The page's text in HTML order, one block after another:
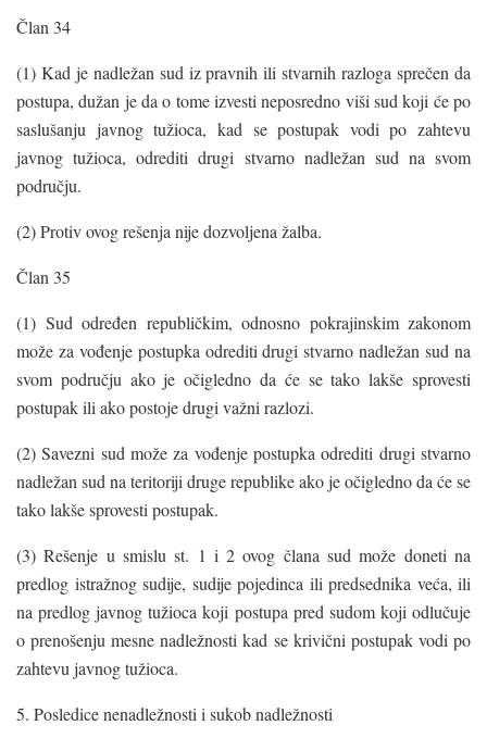
Član 34
(1) Kad je nadležan sud iz pravnih ili stvarnih razloga sprečen da
postupa, dužan je da o tome izvesti neposredno viši sud koji će po
saslušanju javnog tužioca, kad se postupak vodi po zahtevu
javnog tužioca, odrediti drugi stvarno nadležan sud na svom
području.
(2) Protiv ovog rešenja nije dozvoljena žalba.
Član 35
(1) Sud određen republičkim, odnosno pokrajinskim zakonom
može za vođenje postupka odrediti drugi stvarno nadležan sud na
svom području ako je očigledno da će se tako lakše sprovesti
postupak ili ako postoje drugi važni razlozi.
(2) Savezni sud može za vođenje postupka odrediti drugi stvarno
nadležan sud na teritoriji druge republike ako je očigledno da će se
tako lakše sprovesti postupak.
(3) Rešenje u smislu st. 1 i 2 ovog člana sud može doneti na
predlog istražnog sudije, sudije pojedinca ili predsednika veća, ili
na predlog javnog tužioca koji postupa pred sudom koji odlučuje
o prenošenju mesne nadležnosti kad se krivični postupak vodi po
zahtevu javnog tužioca.
5. Posledice nenadležnosti i sukob nadležnosti